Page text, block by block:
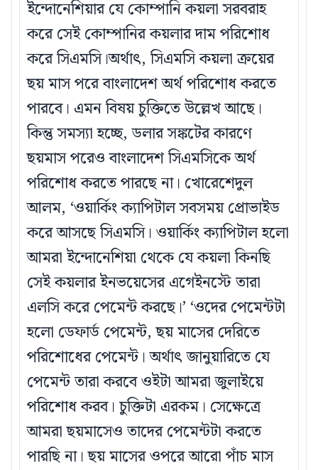
ইন্দোনেশিয়ার যে কোম্পানি কয়লা সরবরাহ
করে সেই কোম্পানির কয়লার দাম পরিশোধ
করে সিএমসি।অর্থাৎ, সিএমসি কয়লা ক্রয়ের
ছয় মাস পরে বাংলাদেশ অর্থ পরিশোধ করতে
পারবে। এমন বিষয় চুক্তিতে উল্লেখ আছে।
কিন্তু সমস্যা হচ্ছে, ডলার সঙ্কটের কারণে
ছয়মাস পরেও বাংলাদেশ সিএমসিকে অর্থ
পরিশোধ করতে পারছে না। খোরেশেদুল
আলম, ‘ওয়ার্কিং ক্যাপিটাল সবসময় প্রোভাইড
করে আসছে সিএমসি। ওয়ার্কিং ক্যাপিটাল হলো
আমরা ইন্দোনেশিয়া থেকে যে কয়লা কিনছি
সেই কয়লার ইনভয়েসের এগেইনস্টে তারা
এলসি করে পেমেন্ট করছে।’ ‘ওদের পেমেন্টটা
হলো ডেফার্ড পেমেন্ট, ছয় মাসের দেরিতে
পরিশোধের পেমেন্ট। অর্থাৎ জানুয়ারিতে যে
পেমেন্ট তারা করবে ওইটা আমরা জুলাইয়ে
পরিশোধ করব। চুক্তিটা এরকম। সেক্ষেত্রে
আমরা ছয়মাসেও তাদের পেমেন্টটা করতে
পারছি না। ছয় মাসের ওপরে আরো পাঁচ মাস